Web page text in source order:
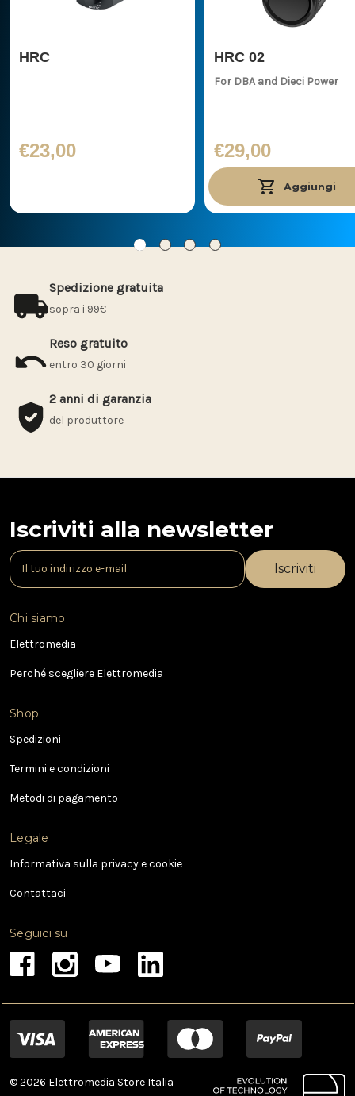
HRC
€23,00
HRC 02
For DBA and Dieci Power
€29,00
Aggiungi
Spedizione gratuita
sopra i 99€
Reso gratuito
entro 30 giorni
2 anni di garanzia
del produttore
Iscriviti alla newsletter
I
n
r
i
z
e
m
i
l
Chi siamo
Elettromedia
Perché scegliere Elettromedia
Shop
Spedizioni
Termini e condizioni
Metodi di pagamento
Legale
Informativa sulla privacy e cookie
Contattaci
Seguici su
© 2026 Elettromedia Store Italia